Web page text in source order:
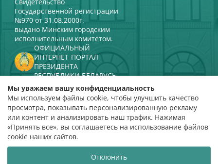
Государственной регистрации
№970 от 31.08.2000г.
выдано Минским городским
исполнительным комитетом.
ОФИЦИАЛЬНЫЙ
ИНТЕРНЕТ-ПОРТАЛ
ПРЕЗИДЕНТА
РЕСПУБЛИКИ БЕЛАРУСЬ
МИНИСТЕРСТВО КУЛЬТУРЫ
РЕСПУБЛИКИ БЕЛАРУСЬ
ПОРТАЛ
РЕЙТИНГОВОЙ ОЦЕНКИ
оценка 4,9
на основании 112 отзывов
Мы уважаем вашу конфиденциальность
Мы используем файлы cookie, чтобы улучшить качество
просмотра, показывать персонализированную рекламу
или контент и анализировать наш трафик. Нажимая
«Принять все», вы соглашаетесь на использование файлов
cookie наших сайтов.
Отклонить